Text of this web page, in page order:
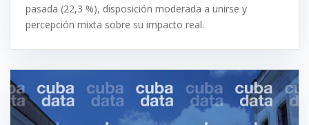
pasada (22,3 %), disposición moderada a unirse y
percepción mixta sobre su impacto real.